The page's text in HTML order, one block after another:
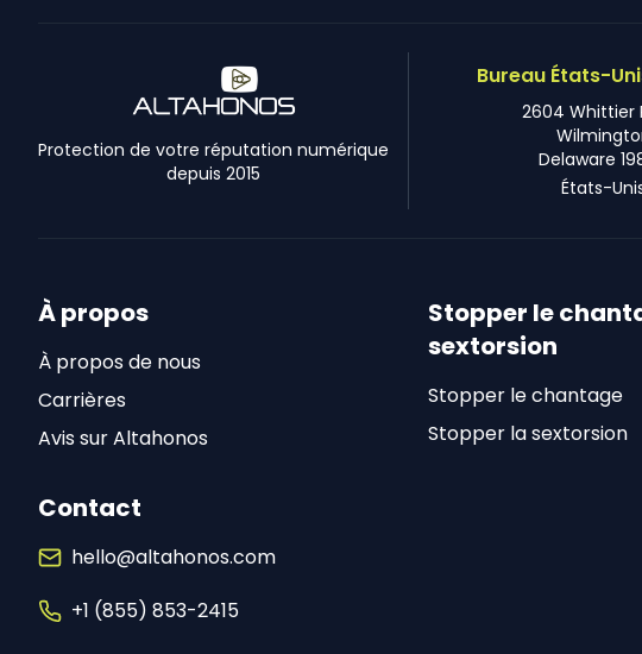
Protection de votre réputation numérique
depuis 2015
Bureau États-
2604 Whittier
Delaware
États-
À propos
À propos de nous
Carrières
Avis sur Altahonos
Contact
hello@altahonos.com
+1 (855) 853-2415
Stopper le
sextorsion
Stopper le chantage
Stopper la sextorsion